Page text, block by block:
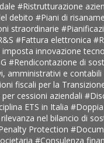
#Ristrutturazione
debito#Piani di
straordinarie
#Fattura elettronica
imposta innovazione
#Rendicontazione di
amministrativi e contabili
fiscali per la
cessioni aziendali
ETS in Italia
nel bilancio di
Protection
#Consulenza